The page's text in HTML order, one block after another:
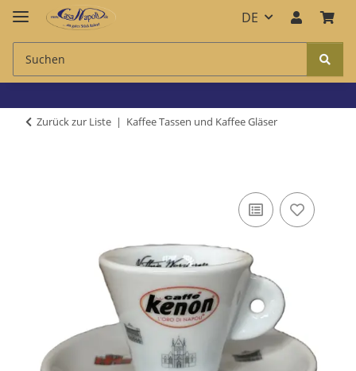
DE
Zurück zur Liste Kaffee Tassen und Kaffee Gläser